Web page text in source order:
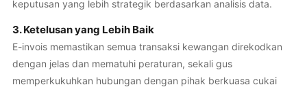
keputusan yang lebih strategik berdasarkan analisis data.
3. Ketelusan yang Lebih Baik
E-invois memastikan semua transaksi kewangan direkodkan
dengan jelas dan mematuhi peraturan, sekali gus
memperkukuhkan hubungan dengan pihak berkuasa cukai